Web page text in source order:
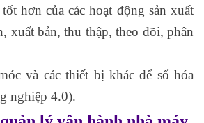
hơn của các hoạt động sản xuất
xuất bản, thu thập, theo dõi, phân
và các thiết bị khác để số hóa
nghiệp 4.0).